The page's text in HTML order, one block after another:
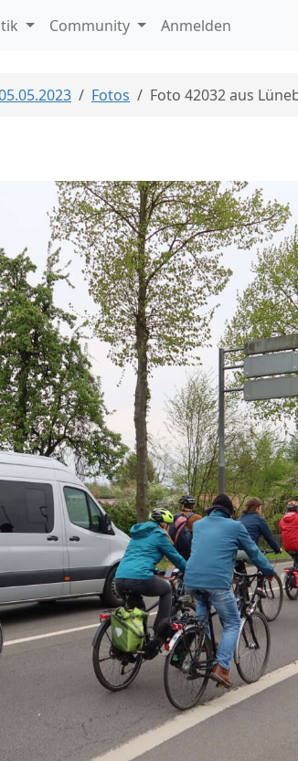
Community Anmelden
Fotos Foto 42032 aus